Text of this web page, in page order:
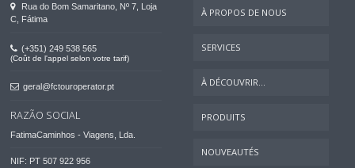
Rua do Bom Samaritano, Nº 7, Loja
C, Fátima
(+351) 249 538 565
(Coût de l'appel selon votre tarif)
geral@fctouroperator.pt
RAZÃO SOCIAL
FatimaCaminhos - Viagens, Lda.
NIF: PT 507 922 956
À PROPOS DE NOUS
SERVICES
À DÉCOUVRIR...
PRODUITS
NOUVEAUTÉS